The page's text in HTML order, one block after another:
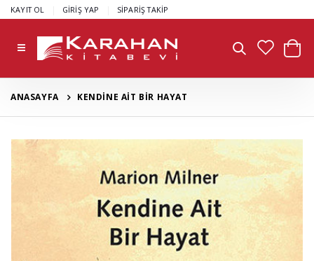
KAYIT OL GİRİŞ YAP SİPARİŞ TAKİP
ANASAYFA KENDİNE AİT BİR HAYAT